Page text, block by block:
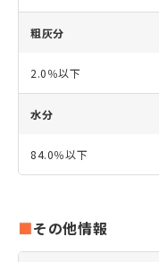
粗灰分
2.0％以下
水分
84.0％以下
その他情報